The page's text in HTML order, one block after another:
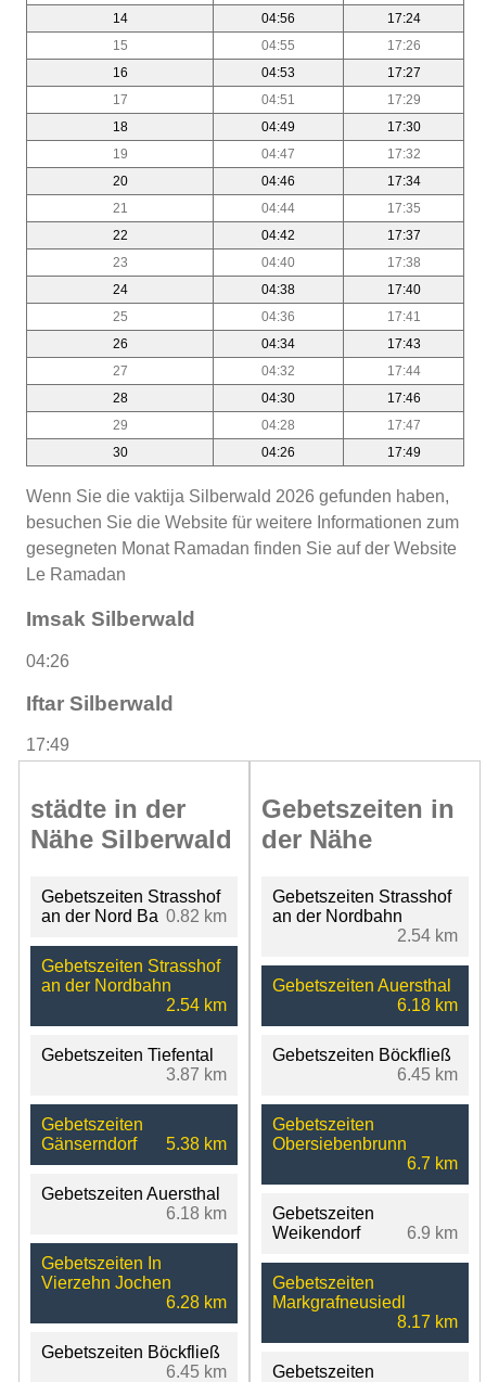
14
04:56
17:24
15
04:55
17:26
16
04:53
17:27
17
04:51
17:29
18
04:49
17:30
19
04:47
17:32
20
04:46
17:34
21
04:44
17:35
22
04:42
17:37
23
04:40
17:38
24
04:38
17:40
25
04:36
17:41
26
04:34
17:43
27
04:32
17:44
28
04:30
17:46
29
04:28
17:47
30
04:26 17:49
Wenn Sie die vaktija Silberwald 2026 gefunden haben,
besuchen Sie die Website für weitere Informationen zum
gesegneten Monat Ramadan finden Sie auf der Website
Le Ramadan
Imsak Silberwald
04:26
Iftar Silberwald
17:49
städte in der
Nähe Silberwald
Gebetszeiten Strasshof
an der Nord Ba 0.82 km
Gebetszeiten Strasshof
an der Nordbahn
2.54 km
Gebetszeiten Tiefental
3.87 km
Gebetszeiten
Gänserndorf
5.38 km
Gebetszeiten Auersthal
6.18 km
Gebetszeiten In
Vierzehn Jochen
6.28 km
Gebetszeiten Böckfließ
6.45 km
Gebetszeiten in
der Nähe
Gebetszeiten Strasshof
an der Nordbahn
2.54 km
Gebetszeiten Auersthal
6.18 km
Gebetszeiten Böckfließ
6.45 km
Gebetszeiten
Obersiebenbrunn
6.7 km
Gebetszeiten
Weikendorf
6.9 km
Gebetszeiten
Markgrafneusiedl
8.17 km
Gebetszeiten